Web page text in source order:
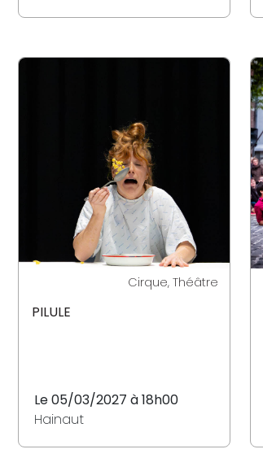
Cirque, Théâtre
PILULE
Le 05/03/2027 à 18h00
Hainaut